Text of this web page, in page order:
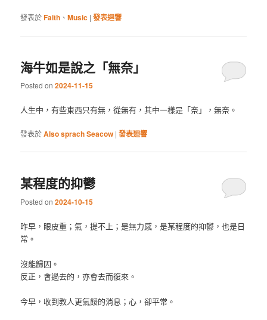
發表於Faith 、Music |發表迴響
海牛如是說之「無奈」
Posted on2024-11-15
人生中，有些東西只有無，從無有，其中一樣是「奈」，無奈。
發表於Also sprach Seacow |發表迴響
某程度的抑鬱
Posted on2024-10-15
昨早，眼皮重；氣，提不上；是無力感，是某程度的抑鬱，也是日
常。
沒能歸因。
反正，會過去的，亦會去而復來。
今早，收到教人更氣餒的消息；心，卻平常。